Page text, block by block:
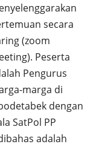
secara
(zoom
Peserta
Pengurus
marga di
dengan
SatPol PP
adalah